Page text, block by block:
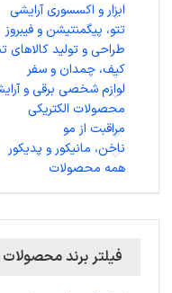
ابزار و اکسسوری آرایشی
تتو، پیگمنتیشن و فیبروز
طراحی و تولید کالاهای
کیف، چمدان و سفر
لوازم شخصی برقی و
محصولات الکتریکی
مراقبت از مو
ناخن، مانیکور و پدیکور
همه محصولات
فیلتر برند محصولات